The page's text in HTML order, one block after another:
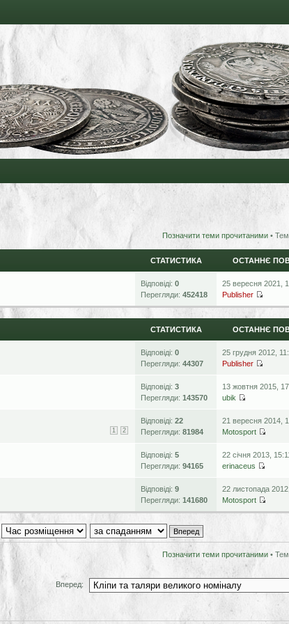
Позначити теми прочитаними •
СТАТИСТИКА ОСТАННЄ
Відповіді: 0
Перегляди: 452418
25 вересня 2021,
Publisher
СТАТИСТИКА ОСТАННЄ
Відповіді: 0
Перегляди: 44307
25 грудня 2012,
Publisher
Відповіді: 3
Перегляди: 143570
13 жовтня 2015,
ubik
1 2
Відповіді: 22
Перегляди: 81984
21 вересня 2014,
Motosport
Відповіді: 5
Перегляди: 94165
22 січня 2013,
erinaceus
Відповіді: 9
Перегляди: 141680
22 листопада
Motosport
Позначити теми прочитаними •
Вперед: